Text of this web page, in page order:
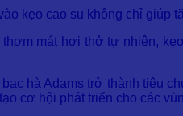
kẹo cao su không chỉ
mát hơi thở tự nhiên,
hà Adams trở thành tiêu
cơ hội phát triển cho các